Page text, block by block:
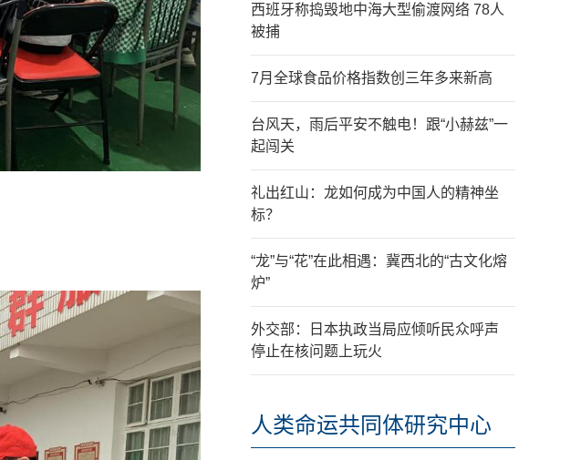
西班牙称捣毁地中海大型偷渡网络 78人
被捕
7月全球食品价格指数创三年多来新高
台风天，雨后平安不触电！跟“小赫兹”一
起闯关
礼出红山：龙如何成为中国人的精神坐
标？
“龙”与“花”在此相遇：冀西北的“古文化熔
炉”
外交部：日本执政当局应倾听民众呼声
停止在核问题上玩火
人类命运共同体研究中心